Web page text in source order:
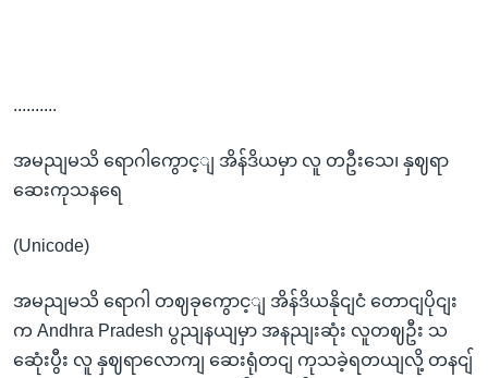
..........
အမညျမသိ ရောဂါကွောင့ျ အိန်ဒိယမှာ လူ တဦးသေ၊ နှဈရာ
ဆေးကုသနရေ
(Unicode)
အမညျမသိ ရောဂါ တဈခုကွောင့ျ အိန်ဒိယနိုငျငံ တောငျပိုငျး
က Andhra Pradesh ပွညျနယျမှာ အနညျးဆုံး လူတဈဦး သ
ဆေုံးပွီး လူ နှဈရာလောကျ ဆေးရုံတငျ ကုသခဲ့ရတယျလို့ တနငျ်